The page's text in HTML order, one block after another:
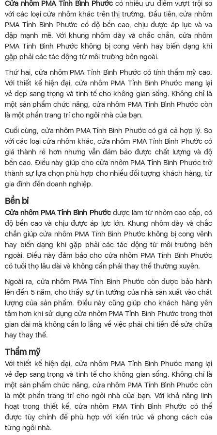
Cửa nhôm PMA Tỉnh Bình Phướccó nhiều ưu điểm vượt trội so
với các loại cửa nhôm khác trên thị trường. Đầu tiên, cửa nhôm
PMA Tỉnh Bình Phước có độ bền cao, chịu được áp lực và va
đập mạnh mẽ. Với khung nhôm dày và chắc chắn, cửa nhôm
PMA Tỉnh Bình Phước không bị cong vênh hay biến dạng khi
gặp phải các tác động từ môi trường bên ngoài.
Thứ hai, cửa nhôm PMA Tỉnh Bình Phước có tính thẩm mỹ cao.
Với thiết kế hiện đại, cửa nhôm PMA Tỉnh Bình Phước mang lại
vẻ đẹp sang trọng và tinh tế cho không gian sống. Không chỉ là
một sản phẩm chức năng, cửa nhôm PMA Tỉnh Bình Phước còn
là một phần trang trí cho ngôi nhà của bạn.
Cuối cùng, cửa nhôm PMA Tỉnh Bình Phước có giá cả hợp lý. So
với các loại cửa nhôm khác, cửa nhôm PMA Tỉnh Bình Phước có
giá thành rẻ hơn nhưng vẫn đảm bảo được chất lượng và độ
bền cao. Điều này giúp cho cửa nhôm PMA Tỉnh Bình Phước trở
thành sự lựa chọn phù hợp cho nhiều đối tượng khách hàng, từ
gia đình đến doanh nghiệp.
Bền bỉ
Cửa nhôm PMA Tỉnh Bình Phướcđược làm từ nhôm cao cấp, có
độ bền cao và chịu được áp lực lớn. Khung nhôm dày và chắc
chắn giúp cửa nhôm PMA Tỉnh Bình Phước không bị cong vênh
hay biến dạng khi gặp phải các tác động từ môi trường bên
ngoài. Điều này đảm bảo cho cửa nhôm PMA Tỉnh Bình Phước
có tuổi thọ lâu dài và không cần phải thay thế thường xuyên.
Ngoài ra, cửa nhôm PMA Tỉnh Bình Phước còn được bảo hành
lên đến 5 năm, cho thấy sự tin tưởng của nhà sản xuất vào chất
lượng của sản phẩm. Điều này cũng giúp cho khách hàng yên
tâm hơn khi sử dụng cửa nhôm PMA Tỉnh Bình Phước trong thời
gian dài mà không cần lo lắng về việc phải chi tiền để sửa chữa
hay thay thế.
Thẩm mỹ
Với thiết kế hiện đại, cửa nhôm PMA Tỉnh Bình Phước mang lại
vẻ đẹp sang trọng và tinh tế cho không gian sống. Không chỉ là
một sản phẩm chức năng, cửa nhôm PMA Tỉnh Bình Phước còn
là một phần trang trí cho ngôi nhà của bạn. Với khả năng linh
hoạt trong thiết kế, cửa nhôm PMA Tỉnh Bình Phước có thể
được tùy chỉnh để phù hợp với kiến trúc và phong cách của
từng ngôi nhà.